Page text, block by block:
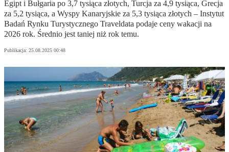
Egipt i Bułgaria po 3,7 tysiąca złotych, Turcja za 4,9 tysiąca, Grecja
za 5,2 tysiąca, a Wyspy Kanaryjskie za 5,3 tysiąca złotych – Instytut
Badań Rynku Turystycznego Traveldata podaje ceny wakacji na
2026 rok. Średnio jest taniej niż rok temu.
Publikacja: 25.08.2025 00:48